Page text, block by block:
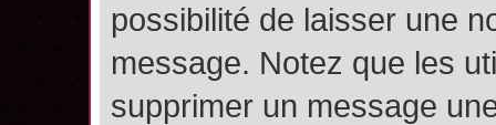
possibilité de laisser une
message. Notez que les
supprimer un message